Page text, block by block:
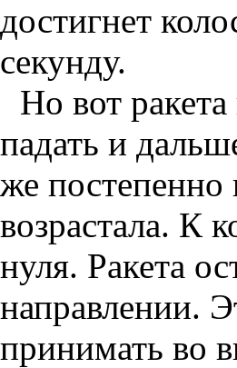
достигнет
секунду.
Но вот
падать и
же постепенно
возрастала. К
нуля. Ракета
направлении.
принимать во